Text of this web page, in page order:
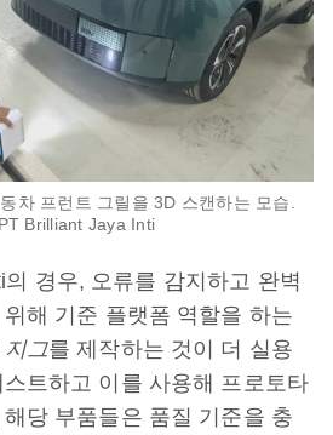
차 프런트 그릴을 3D 스캔하는 모습.
Brilliant Jaya Inti
경우, 오류를 감지하고 완벽
해 기준 플랫폼 역할을 하는
지그를 제작하는 것이 더 실용
트하고 이를 사용해 프로토타
당 부품들은 품질 기준을 충